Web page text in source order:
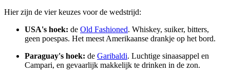
Hier zijn de vier keuzes voor de wedstrijd:
USA's hoek: de Old Fashioned. Whiskey, suiker, bitters,
geen poespas. Het meest Amerikaanse drankje op het bord.
Paraguay's hoek: de Garibaldi. Luchtige sinaasappel en
Campari, en gevaarlijk makkelijk te drinken in de zon.